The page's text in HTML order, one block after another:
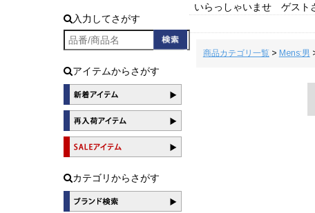
入力してさがす
アイテムからさがす
カテゴリからさがす
いらっしゃいませ ゲスト
商品カテゴリ一覧> Mens:男